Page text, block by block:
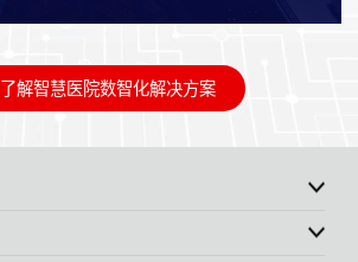
了解智慧医院数智化解决方案